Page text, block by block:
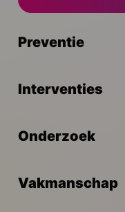
Preventie
Interventies
Onderzoek
Vakmanschap